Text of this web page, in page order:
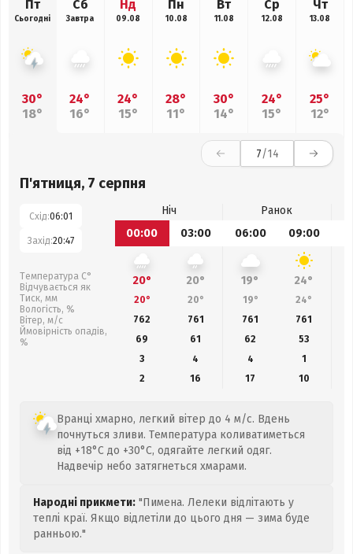
Пт
Сьогодні
30°
18°
Сб
Завтра
24°
16°
Нд
09.08
24°
15°
Пн
10.08
28°
11°
Вт
11.08
30°
14°
Ср
12.08
24°
15°
Чт
13.08
25°
12°
7/14
П'ятниця, 7 серпня
Схід:06:01
Захід:20:47
Температура С°
Відчувається як
Тиск, мм
Вологість, %
Вітер, м/с
Ймовірність опадів,
%
Ніч
Ранок
00:00
03:00 06:00 09:00
20° 20° 19° 24°
20° 20° 19° 24°
762
761 761 761
69
61 62 53
3
4 4
1
2
16 17 10
Вранці хмарно, легкий вітер до 4 м/с. Вдень
почнуться зливи. Температура коливатиметься
від +18°C до +30°C, одягайте легкий одяг.
Надвечір небо затягнеться хмарами.
Народні прикмети: "Пимена. Лелеки відлітають у
теплі краї. Якщо відлетіли до цього дня — зима буде
ранньою."